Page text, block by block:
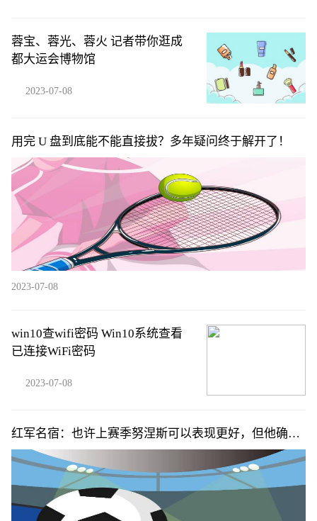
蓉宝、蓉光、蓉火 记者带你逛成
都大运会博物馆
2023-07-08
用完 U 盘到底能不能直接拔？多年疑问终于解开了！
2023-07-08
win10查wifi密码 Win10系统查看
已连接WiFi密码
2023-07-08
红军名宿：也许上赛季努涅斯可以表现更好，但他确实
展示了潜力